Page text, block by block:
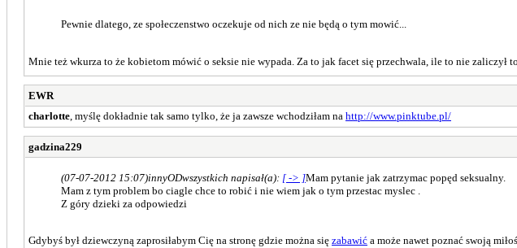
Pewnie dlatego, ze społeczenstwo oczekuje od nich ze nie będą o tym mowić...
Mnie też wkurza to że kobietom mówić o seksie nie wypada. Za to jak facet się przechwala, ile to nie
EWR
charlotte , myślę dokładnie tak samo tylko, że ja zawsze wchodziłam na http://www.pinktube.pl/
gadzina229
(07-07-2012 15:07)innyODwszystkich napisał(a): [ -> ]Mam pytanie jak zatrzymac popęd seksualny.
Mam z tym problem bo ciagle chce to robić i nie wiem jak o tym przestac myslec .
Z góry dzieki za odpowiedzi
Gdybyś był dziewczyną zaprosiłabym Cię na stronę gdzie można się zabawić a może nawet poznać swoją